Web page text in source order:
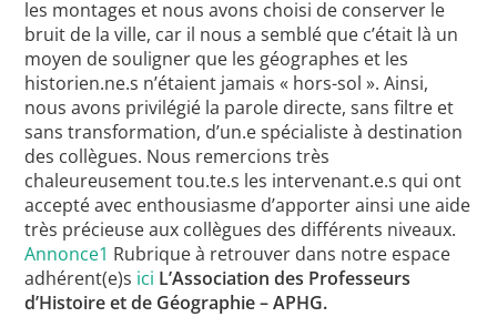
les montages et nous avons choisi de conserver le
bruit de la ville, car il nous a semblé que c’était là un
moyen de souligner que les géographes et les
historien.ne.s n’étaient jamais « hors-sol ». Ainsi,
nous avons privilégié la parole directe, sans filtre et
sans transformation, d’un.e spécialiste à destination
des collègues. Nous remercions très
chaleureusement tou.te.s les intervenant.e.s qui ont
accepté avec enthousiasme d’apporter ainsi une aide
très précieuse aux collègues des différents niveaux.
Annonce1 Rubrique à retrouver dans notre espace
adhérent(e)s ici L’Association des Professeurs
d’Histoire et de Géographie – APHG.